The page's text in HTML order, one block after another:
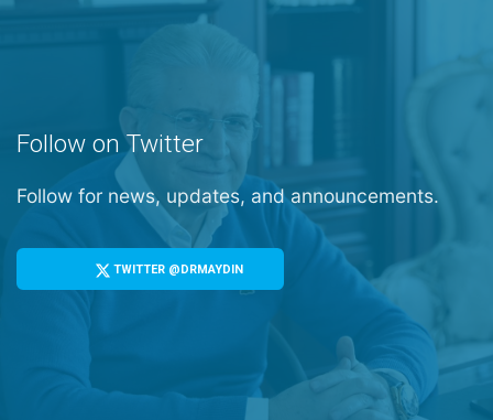
Follow on Twitter
Follow for news, updates, and announcements.
TWITTER @DRMAYDIN